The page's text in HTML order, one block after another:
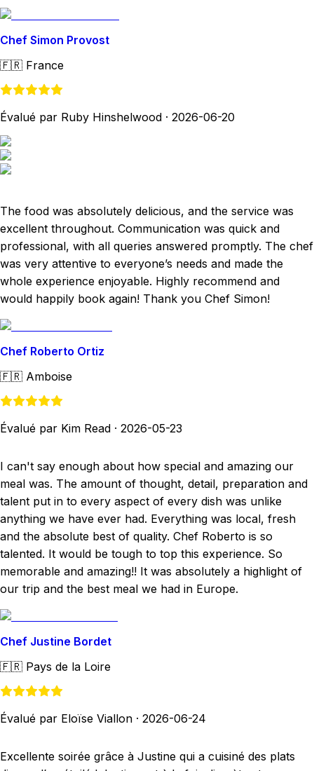
Chef Simon Provost
🇫🇷 France
Évalué par Ruby Hinshelwood · 2026-06-20
The food was absolutely delicious, and the service was
excellent throughout. Communication was quick and
professional, with all queries answered promptly. The chef
was very attentive to everyone’s needs and made the
whole experience enjoyable. Highly recommend and
would happily book again! Thank you Chef Simon!
Chef Roberto Ortiz
🇫🇷 Amboise
Évalué par Kim Read · 2026-05-23
I can't say enough about how special and amazing our
meal was. The amount of thought, detail, preparation and
talent put in to every aspect of every dish was unlike
anything we have ever had. Everything was local, fresh
and the absolute best of quality. Chef Roberto is so
talented. It would be tough to top this experience. So
memorable and amazing!! It was absolutely a highlight of
our trip and the best meal we had in Europe.
Chef Justine Bordet
🇫🇷 Pays de la Loire
Évalué par Eloïse Viallon · 2026-06-24
Excellente soirée grâce à Justine qui a cuisiné des plats